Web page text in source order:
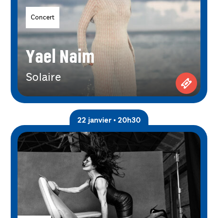
Yael Naim
Concert
Solaire
22 janvier • 20h30